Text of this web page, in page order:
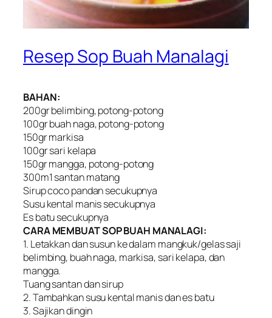
Resep Sop Buah Manalagi
BAHAN:
200gr belimbing, potong-potong
100gr buah naga, potong-potong
150gr markisa
100gr sari kelapa
150gr mangga, potong-potong
300m1 santan matang
Sirup coco pandan secukupnya
Susu kental manis secukupnya
Es batu secukupnya
CARA MEMBUAT SOP BUAH MANALAGI:
1. Letakkan dan susun ke dalam mangkuk/gelas saji
belimbing, buah naga, markisa, sari kelapa, dan
mangga.
Tuang santan dan sirup
2. Tambahkan susu kental manis dan es batu
3. Sajikan dingin